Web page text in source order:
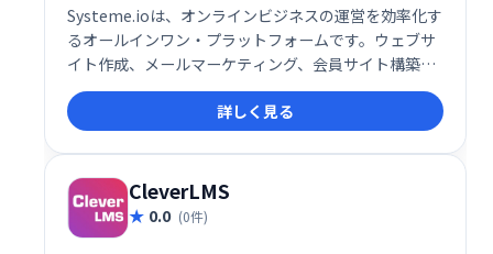
Systeme.ioは、オンラインビジネスの運営を効率化す
るオールインワン・プラットフォームです。ウェブサ
イト作成、メールマーケティング、会員サイト構築、
アフィリエイト機能など、ビジネスに必要なツールが
全て揃っています。30万人以上の起業家が利用し、そ
の信頼性を証明しています。規模や目的に関わらず、
オンラインビジネスの成長を強力にサポートします。
無料トライアルもご用意していますので、ぜひお試し
ください。
詳しく見る
CleverLMS
0.0 (0件)